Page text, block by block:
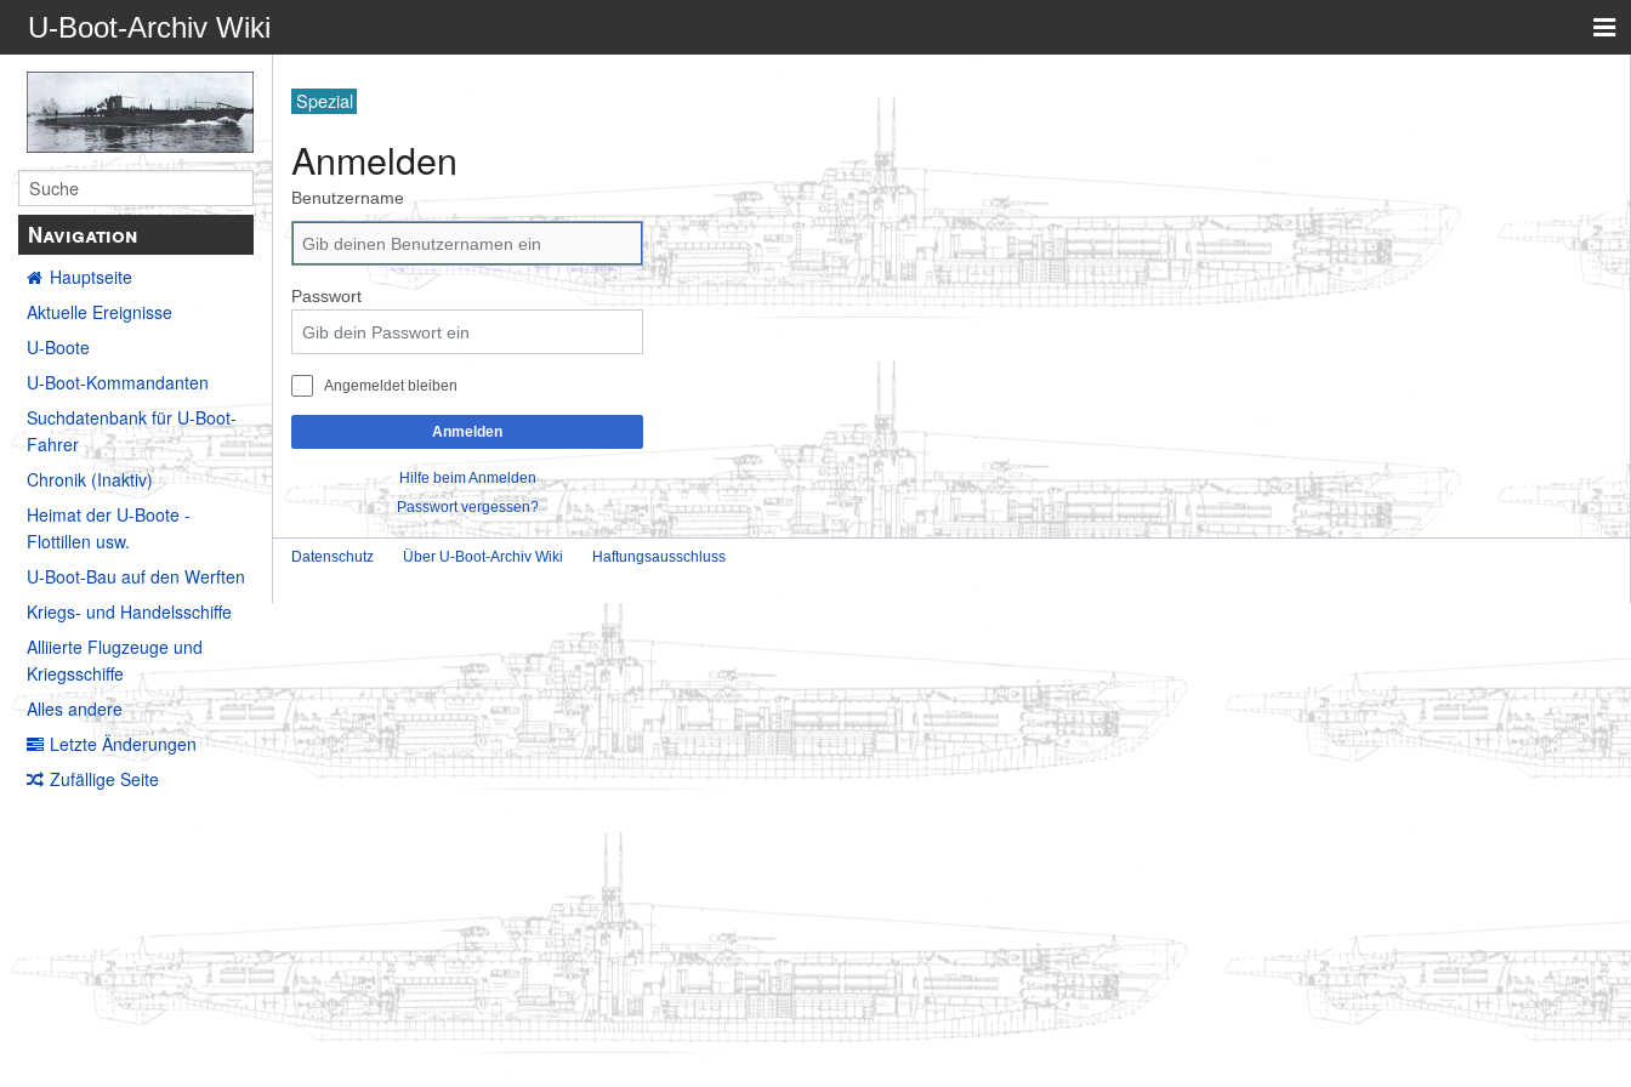
U-Boot-Archiv Wiki
Navigation
Hauptseite
Aktuelle Ereignisse
U-Boote
U-Boot-Kommandanten
Suchdatenbank für U-Boot-
Fahrer
Chronik (Inaktiv)
Heimat der U-Boote -
Flottillen usw.
U-Boot-Bau auf den Werften
Kriegs- und Handelsschiffe
Alliierte Flugzeuge und
Kriegsschiffe
Alles andere
Letzte Änderungen
Zufällige Seite
Spezial
Anmelden
Benutzername
Passwort
Angemeldet bleiben
Anmelden
Hilfe beim Anmelden
Passwort vergessen?
Datenschutz Über U-Boot-Archiv Wiki Haftungsausschluss